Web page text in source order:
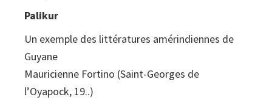
Palikur
Un exemple des littératures amérindiennes de
Guyane
Mauricienne Fortino (Saint-Georges de
l’Oyapock, 19..)